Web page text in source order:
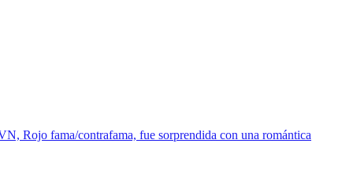
Rojo fama/contrafama, fue sorprendida con una romántica